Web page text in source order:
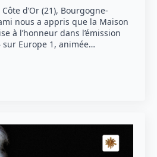
d’Or (21), Bourgogne-
nous a appris que la Maison
à l’honneur dans l’émission
sur Europe 1, animée…